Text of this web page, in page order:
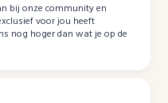
bij onze community en
voor jou heeft
nog hoger dan wat je op de